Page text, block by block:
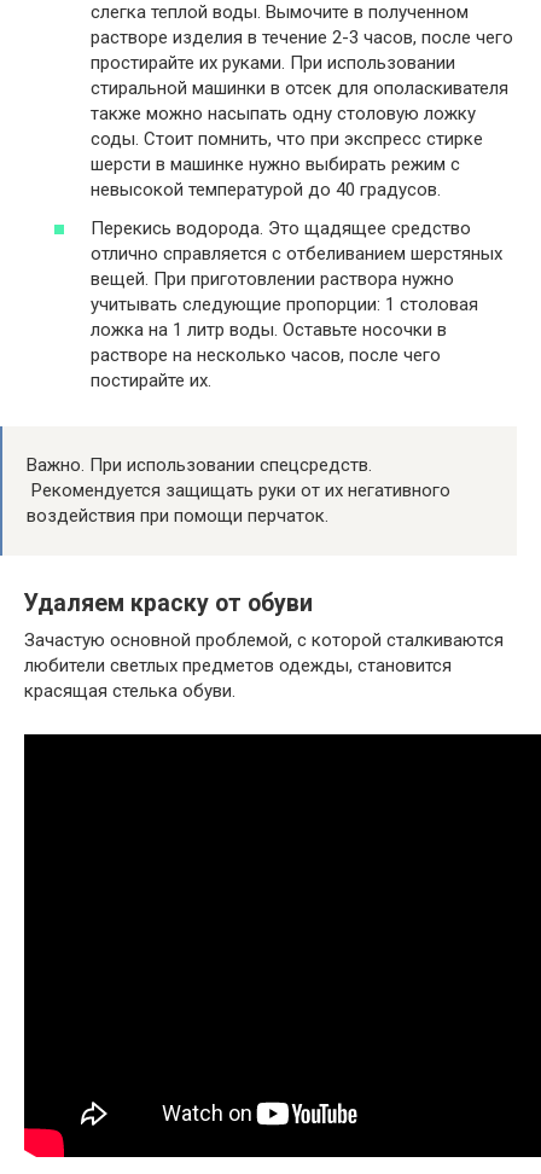
слегка теплой воды. Вымочите в полученном
растворе изделия в течение 2-3 часов, после чего
простирайте их руками. При использовании
стиральной машинки в отсек для ополаскивателя
также можно насыпать одну столовую ложку
соды. Стоит помнить, что при экспресс стирке
шерсти в машинке нужно выбирать режим с
невысокой температурой до 40 градусов.
Перекись водорода. Это щадящее средство
отлично справляется с отбеливанием шерстяных
вещей. При приготовлении раствора нужно
учитывать следующие пропорции: 1 столовая
ложка на 1 литр воды. Оставьте носочки в
растворе на несколько часов, после чего
постирайте их.
Важно. При использовании спецсредств.
Рекомендуется защищать руки от их негативного
воздействия при помощи перчаток.
Удаляем краску от обуви
Зачастую основной проблемой, с которой сталкиваются
любители светлых предметов одежды, становится
красящая стелька обуви.